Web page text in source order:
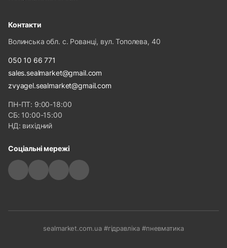
Контакти
Волинська обл. с. Рованці, вул. Тополева, 40
050 10 66 771
sales.sealmarket@gmail.com
zvyagel.sealmarket@gmail.com
ПН-ПТ: 9:00-18:00
СБ: 10:00-15:00
НД: вихідний
Соціальні мережі
sealmarket.com.ua #гідравліка #пневматика